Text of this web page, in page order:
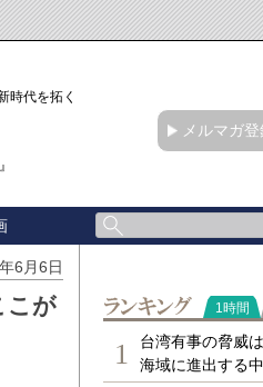
代を拓く「3
メルマガ登
6月6日
こが
1時間
1
台湾有事の脅威
海域に進出する